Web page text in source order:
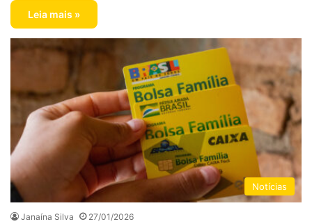
Leia mais »
Notícias
Janaína Silva 27/01/2026